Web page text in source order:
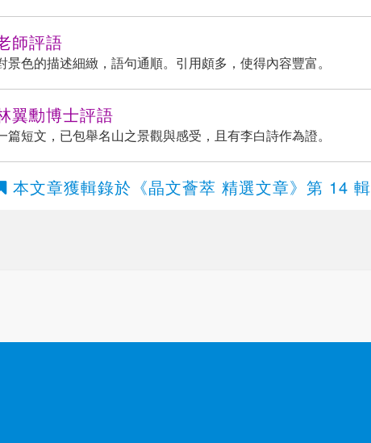
師評語
景色的描述細緻，語句通順。引用頗多，使得內容豐富。
翼勳博士評語
篇短文，已包舉名山之景觀與感受，且有李白詩作為證。
本文章獲輯錄於 《晶文薈萃 精選文章》 第 14 輯